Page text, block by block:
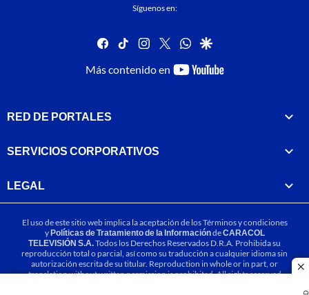
Síguenos en:
facebook
tiktok instagram
twitterwhatsapp
google
Más contenido en
youtube-
RED DE PORTALES
SERVICIOS CORPORATIVOS
LEGAL
El uso de este sitio web implica la aceptación de losTérminos y condiciones
yPolíticas de Tratamiento de la InformacióndeCARACOL
TELEVISIÓN S.A.Todos los Derechos Reservados D.R.A. Prohibida su
reproducción total o parcial, así como su traducción a cualquier idioma sin
autorización escrita de su titular. Reproduction in whole or in part, or
translation without written permission is prohibited. All rights reserved